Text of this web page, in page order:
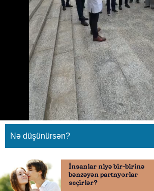
Diplomatik korpusun
nümayəndələri Qarabağ
Universitetində
01.05.2026
YENILIK.AZ
Nə düşünürsən?